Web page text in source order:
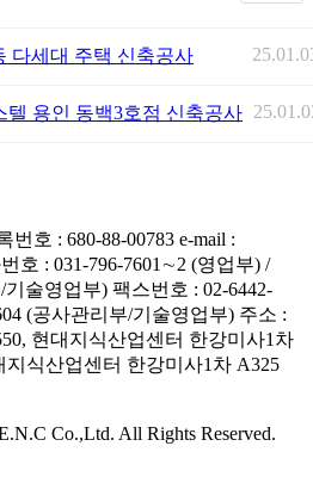
다세대 주택 신축공사
텔 용인 동백3호점 신축공사
번호 : 680-88-00783 e-mail :
호 : 031-796-7601∼2 (영업부) /
기술영업부) 팩스번호 : 02-6442-
(공사관리부/기술영업부) 주소 :
현대지식산업센터 한강미사1차
지식산업센터 한강미사1차 A325
Co.,Ltd. All Rights Reserved.